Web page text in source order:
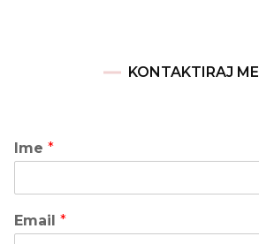
KONTAKTIRAJ ME
Ime *
Email *